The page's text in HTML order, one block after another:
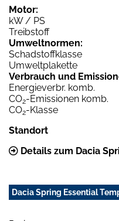
Motor:
kW / PS
Treibstoff
Umweltnormen:
Schadstoffklasse
Umweltplakette
Verbrauch und
Energieverbr. komb.
CO2-Emissionen komb.
CO2-Klasse
Standort
Details zum Dacia
Dacia Spring Essential